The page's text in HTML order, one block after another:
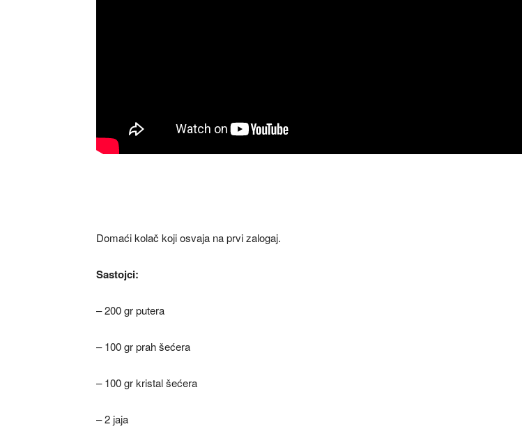
Domaći kolač koji osvaja na prvi zalogaj.
Sastojci:
– 200 gr putera
– 100 gr prah šećera
– 100 gr kristal šećera
– 2 jaja